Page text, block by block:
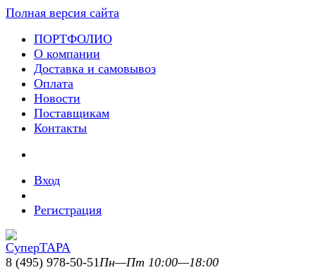
Полная версия сайта
ПОРТФОЛИО
О компании
Доставка и самовывоз
Оплата
Новости
Поставщикам
Контакты
Вход
Регистрация
8 (495) 978-50-51Пн—Пт 10:00—18:00